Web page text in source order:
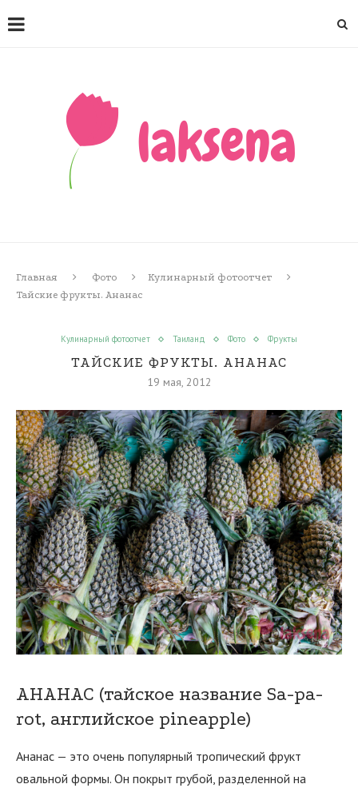
Главная Фото
Кулинарный фотоотчет
Тайские фрукты. Ананас
Кулинарный фотоотчет Таиланд Фото Фрукты
ТАЙСКИЕ ФРУКТЫ. АНАНАС
19 мая, 2012
АНАНАС (тайское название Sa-pa-
rot, английское pineapple)
Ананас — это очень популярный тропический фрукт
овальной формы. Он покрыт грубой, разделенной на